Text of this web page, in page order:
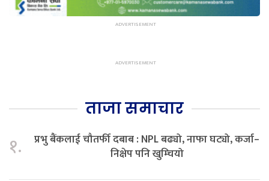
ताजा समाचार
१.
प्रभु बैंकलाई चौतर्फी दबाब : NPL बढ्यो, नाफा घट्यो, कर्जा–
निक्षेप पनि खुम्चियो